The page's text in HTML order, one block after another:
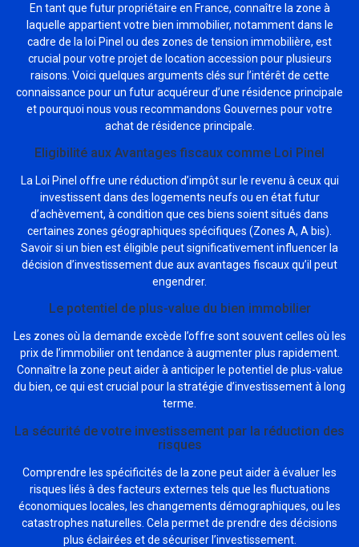
En tant que futur propriétaire en France, connaître la zone à
laquelle appartient votre bien immobilier, notamment dans le
cadre de la loi Pinel ou des zones de tension immobilière, est
crucial pour votre projet de location accession pour plusieurs
raisons. Voici quelques arguments clés sur l’intérêt de cette
connaissance pour un futur acquéreur d’une résidence principale
et pourquoi nous vous recommandons Gouvernes pour votre
achat de résidence principale.
Eligibilité aux Avantages fiscaux comme Loi Pinel
La Loi Pinel offre une réduction d’impôt sur le revenu à ceux qui
investissent dans des logements neufs ou en état futur
d’achèvement, à condition que ces biens soient situés dans
certaines zones géographiques spécifiques (Zones A, A bis).
Savoir si un bien est éligible peut significativement influencer la
décision d’investissement due aux avantages fiscaux qu’il peut
engendrer.
Le potentiel de plus-value du bien immobilier
Les zones où la demande excède l’offre sont souvent celles où les
prix de l’immobilier ont tendance à augmenter plus rapidement.
Connaître la zone peut aider à anticiper le potentiel de plus-value
du bien, ce qui est crucial pour la stratégie d’investissement à long
terme.
La sécurité de votre investissement par la réduction des
risques
Comprendre les spécificités de la zone peut aider à évaluer les
risques liés à des facteurs externes tels que les fluctuations
économiques locales, les changements démographiques, ou les
catastrophes naturelles. Cela permet de prendre des décisions
plus éclairées et de sécuriser l’investissement.